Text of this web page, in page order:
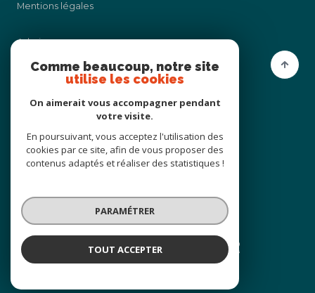
Mentions légales
Admin
Nos honoraires
Cookies
© 2026 | Tous droits réservés
Réalisé par
Comme beaucoup, notre site
utilise les cookies
On aimerait vous accompagner pendant
votre visite.
En poursuivant, vous acceptez l'utilisation des
cookies par ce site, afin de vous proposer des
contenus adaptés et réaliser des statistiques !
PARAMÉTRER
TOUT ACCEPTER